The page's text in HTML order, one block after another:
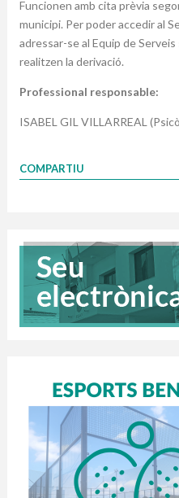
Funcionen amb cita prèvia
municipi. Per poder accedir al
adressar-se al Equip de
realitzen la derivació.
Professional responsable:
ISABEL GIL VILLARREAL
COMPARTIU